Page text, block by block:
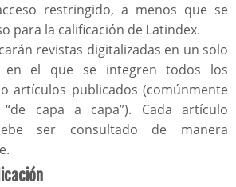
restringido, a menos que se
para la calificación de Latindex.
revistas digitalizadas en un solo
en el que se integren todos los
artículos publicados (comúnmente
“de capa a capa”). Cada artículo
ser consultado de manera